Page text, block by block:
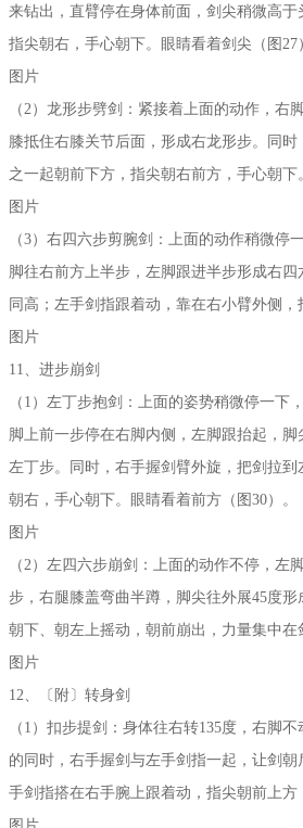
来钻出，直臂停在身体前面，剑尖稍微高
指尖朝右，手心朝下。眼睛看着剑尖（图27
图片
（2）龙形步劈剑：紧接着上面的动作，
膝抵住右膝关节后面，形成右龙形步。同
之一起朝前下方，指尖朝右前方，手心朝下
图片
（3）右四六步剪腕剑：上面的动作稍微
脚往右前方上半步，左脚跟进半步形成右
同高；左手剑指跟着动，靠在右小臂外侧
图片
11、进步崩剑
（1）左丁步抱剑：上面的姿势稍微停一
脚上前一步停在右脚内侧，左脚跟抬起，
左丁步。同时，右手握剑臂外旋，把剑拉
朝右，手心朝下。眼睛看着前方（图30）。
图片
（2）左四六步崩剑：上面的动作不停，
步，右腿膝盖弯曲半蹲，脚尖往外展45度
朝下、朝左上摇动，朝前崩出，力量集中在
图片
12、〔附〕转身剑
（1）扣步提剑：身体往右转135度，右脚
的同时，右手握剑与左手剑指一起，让剑
手剑指搭在右手腕上跟着动，指尖朝前上方